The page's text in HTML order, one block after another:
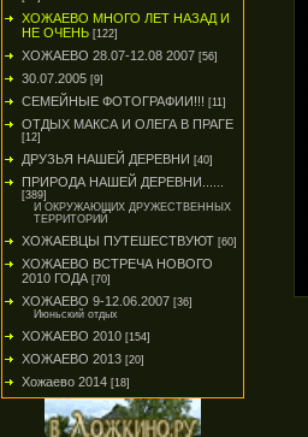
ХОЖАЕВО МНОГО ЛЕТ НАЗАД И
НЕ ОЧЕНЬ [122]
ХОЖАЕВО 28.07-12.08 2007 [56]
30.07.2005 [9]
СЕМЕЙНЫЕ ФОТОГРАФИИ!!! [11]
ОТДЫХ МАКСА И ОЛЕГА В ПРАГЕ
[12]
ДРУЗЬЯ НАШЕЙ ДЕРЕВНИ [40]
ПРИРОДА НАШЕЙ ДЕРЕВНИ......
[389]
И ОКРУЖАЮЩИХ ДРУЖЕСТВЕННЫХ
ТЕРРИТОРИЙ
ХОЖАЕВЦЫ ПУТЕШЕСТВУЮТ [60]
ХОЖАЕВО ВСТРЕЧА НОВОГО
2010 ГОДА [70]
ХОЖАЕВО 9-12.06.2007 [36]
Июньский отдых
ХОЖАЕВО 2010 [154]
ХОЖАЕВО 2013 [20]
Хожаево 2014 [18]